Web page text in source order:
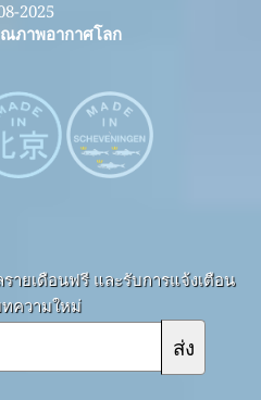
2025
ภาพอากาศโลก
ายเดือนฟรี และรับการแจ้งเตือน
ความใหม่
ส่ง